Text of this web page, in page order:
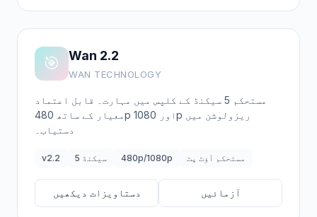
🎯 Wan 2.2
WAN TECHNOLOGY
مستحکم 5 سیکنڈ کے کلپس میں مہارت۔ قابل اعتماد
معیار کے ساتھ 480p اور 1080p ریزولوشن میں
دستیاب۔
v2.2 5 سیکنڈ 480p/1080p مستحکم آؤٹ پٹ
دستاویزات دیکھیں آزمائیں